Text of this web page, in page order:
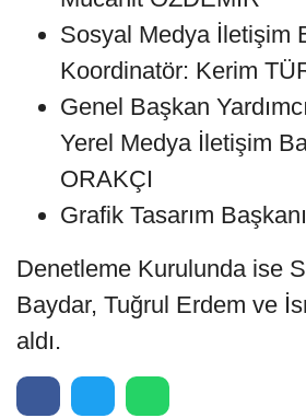
Sosyal Medya İletişim
Koordinatör: Kerim
Genel Başkan
Yerel Medya İletişim
ORAKÇI
Grafik Tasarım
Denetleme Kurulunda ise
Baydar, Tuğrul Erdem ve
aldı.